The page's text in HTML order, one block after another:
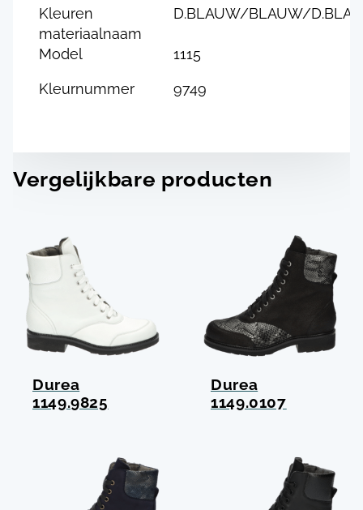
Kleuren
materiaalnaam
D.BLAUW/BLAUW/
Model 1115
Kleurnummer 9749
Vergelijkbare producten
Durea
1149.9825
Durea
1149.0107